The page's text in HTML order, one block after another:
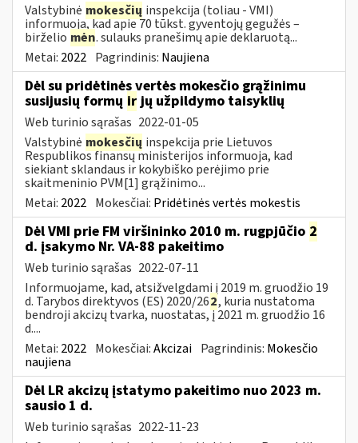
Valstybinė mokesčių inspekcija (toliau - VMI)
informuoja, kad apie 70 tūkst. gyventojų gegužės –
birželio mėn. sulauks pranešimų apie deklaruotą...
Metai: 2022 Pagrindinis: Naujiena
Dėl su pridėtinės vertės mokesčio grąžinimu
susijusių formų irjų užpildymo taisyklių
Web turinio sąrašas 2022-01-05
Valstybinė mokesčių inspekcija prie Lietuvos
Respublikos finansų ministerijos informuoja, kad
siekiant sklandaus ir kokybiško perėjimo prie
skaitmeninio PVM[1] grąžinimo...
Metai: 2022 Mokesčiai: Pridėtinės vertės mokestis
Dėl VMI prie FM viršininko 2010 m. rugpjūčio 2
d. įsakymo Nr. VA-88 pakeitimo
Web turinio sąrašas 2022-07-11
Informuojame, kad, atsižvelgdami į 2019 m. gruodžio 19
d. Tarybos direktyvos (ES) 2020/262, kuria nustatoma
bendroji akcizų tvarka, nuostatas, į 2021 m. gruodžio 16
d....
Metai: 2022 Mokesčiai:Akcizai Pagrindinis: Mokesčio
naujiena
Dėl LR akcizų įstatymo pakeitimo nuo 2023 m.
sausio 1 d.
Web turinio sąrašas 2022-11-23